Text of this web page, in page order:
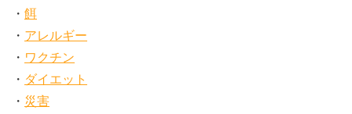
餌
アレルギー
ワクチン
ダイエット
災害